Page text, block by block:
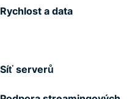
Rychlost a data
Síť serverů